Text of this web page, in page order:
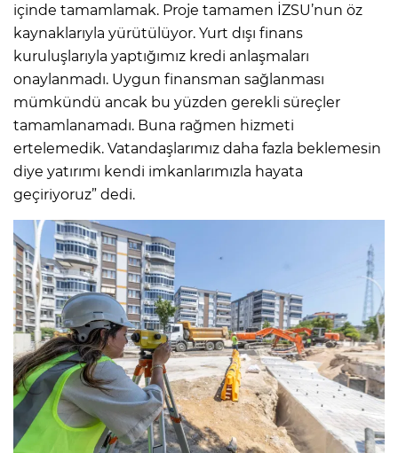
içinde tamamlamak. Proje tamamen İZSU’nun öz
kaynaklarıyla yürütülüyor. Yurt dışı finans
kuruluşlarıyla yaptığımız kredi anlaşmaları
onaylanmadı. Uygun finansman sağlanması
mümkündü ancak bu yüzden gerekli süreçler
tamamlanamadı. Buna rağmen hizmeti
ertelemedik. Vatandaşlarımız daha fazla beklemesin
diye yatırımı kendi imkanlarımızla hayata
geçiriyoruz” dedi.